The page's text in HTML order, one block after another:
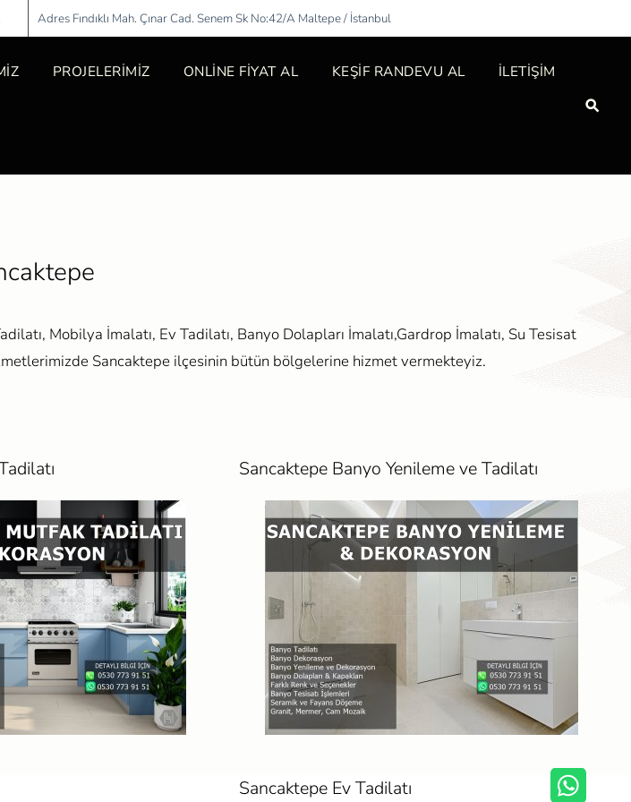
Adres Fındıklı Mah. Çınar Cad. Senem Sk No:42/A Maltepe / İstanbul
PROJELERİMİZ ONLİNE FİYAT AL KEŞİF RANDEVU AL İLETİŞİM
Mobilya İmalatı, Ev Tadilatı, Banyo Dolapları İmalatı,Gardrop İmalatı, Su Tesisat
Sancaktepe ilçesinin bütün bölgelerine hizmet vermekteyiz.
Sancaktepe Banyo Yenileme ve Tadilatı
Sancaktepe Ev Tadilatı